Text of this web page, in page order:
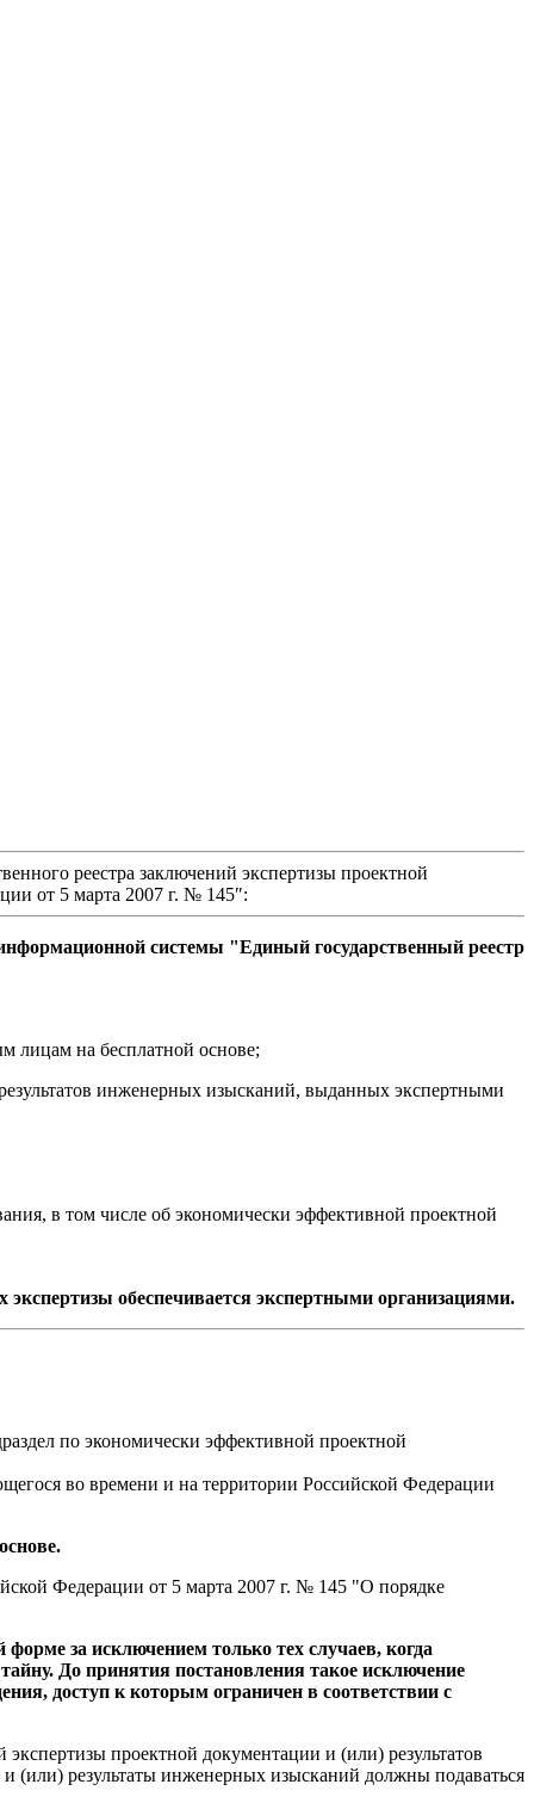
реестра заключений экспертизы проектной
от 5 марта 2007 г. № 145″:
информационной системы "Единый государственный реестр
лицам на бесплатной основе;
инженерных изысканий, выданных экспертными
в том числе об экономически эффективной проектной
обеспечивается экспертными организациями.
по экономически эффективной проектной
во времени и на территории Российской Федерации
Федерации от 5 марта 2007 г. № 145 "О порядке
за исключением только тех случаев, когда
До принятия постановления такое исключение
доступ к которым ограничен в соответствии с
проектной документации и (или) результатов
(или) результаты инженерных изысканий должны подаваться